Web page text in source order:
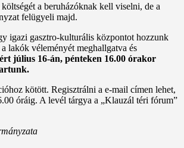
a beruházóknak kell viselni, de a
felügyeli majd.
igazi gasztro-kulturális központot hozzunk
lakók véleményét meghallgatva és
július 16-án, pénteken 16.00 órakor
kötött. Regisztrálni a e-mail címen lehet,
óráig. A levél tárgya a „Klauzál téri fórum”